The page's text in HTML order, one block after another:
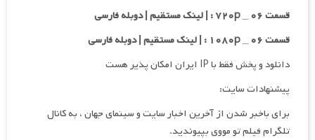
قسمت ۰۶ _ ۷۲۰p : | لینک مستقیم | دوبله فارسی
قسمت ۰۶ _ ۱۰۸۰p : | لینک مستقیم | دوبله فارسی
دانلود و پخش فقط با IP ایران امکان پذیر هست
پیشنهادات سایت:
برای باخبر شدن از آخرین اخبار سایت و سینمای جهان ، به کانال
تلگرام فیلم تو مووی بپیوندید.